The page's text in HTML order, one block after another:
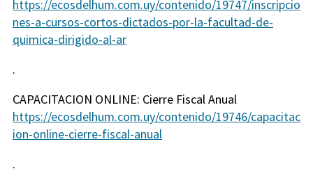
https://ecosdelhum.com.uy/contenido/19747/inscripcio
nes-a-cursos-cortos-dictados-por-la-facultad-de-
quimica-dirigido-al-ar
.
CAPACITACION ONLINE: Cierre Fiscal Anual
https://ecosdelhum.com.uy/contenido/19746/capacitac
ion-online-cierre-fiscal-anual
.